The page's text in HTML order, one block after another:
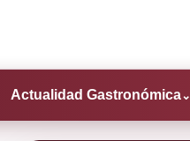
Actualidad Gastronómica⌄